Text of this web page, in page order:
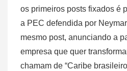
os primeiros posts fixados é
a PEC defendida por
mesmo post, anunciando a
empresa que quer
chamam de “Caribe